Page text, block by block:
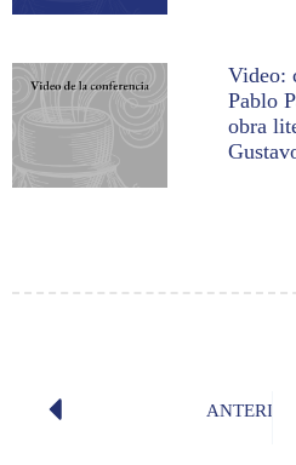
Video:
Pablo
obra
ANTERIOR